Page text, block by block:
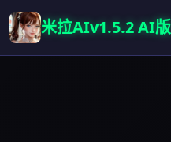
米拉AIv1.5.2 AI版